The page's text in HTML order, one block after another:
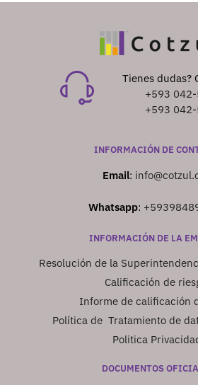
Tienes dudas?
+593
+593
INFORMACIÓN DE
Email:
Whatsapp:
INFORMACIÓN DE LA
Resolución de la
Calificación de
Informe de calificación
Política de Tratamiento de
Politica
DOCUMENTOS